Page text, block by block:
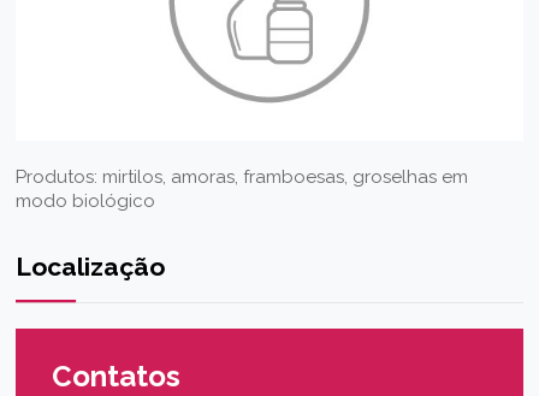
Produtos: mirtilos, amoras, framboesas, groselhas em
modo biológico
Localização
Contatos